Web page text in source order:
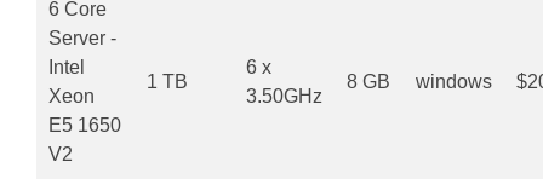
6 Core
Server -
Intel
Xeon
E5 1650
V2
1 TB
6 x
3.50GHz
8 GB windows